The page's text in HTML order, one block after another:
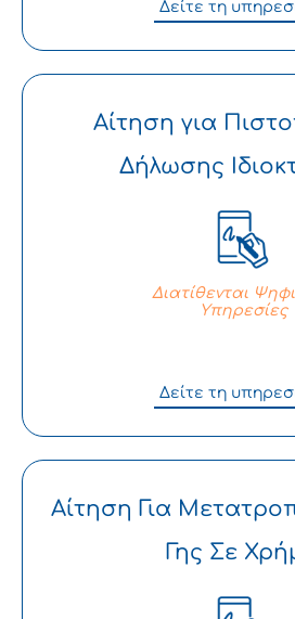
Δείτε τη
Αίτηση για
Δήλωσης
Διατίθενται
Υπηρεσίες
Δείτε τη
Αίτηση Για
Γης Σε